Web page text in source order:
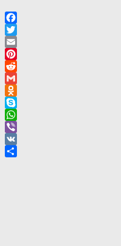
Facebook
Twitter
Email
Pinterest
Reddit
Gmail
Odnoklassniki
Skype
WhatsApp
Viber
VK